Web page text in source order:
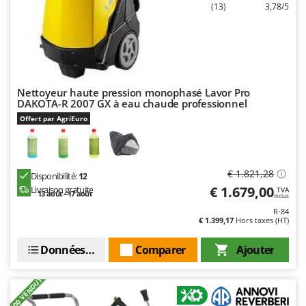
(13) 3,78/5
Nettoyeur haute pression monophasé Lavor Pro
DAKOTA-R 2007 GX à eau chaude professionnel
Offert par AgriEuro
Disponibilité:12
Livraison gratuite
13 août - 17 août
€ 1.821,28
€ 1.679,00 TVA
Inclus
R-84
€ 1.399,17 Hors taxes (HT)
Ajouter
Comparer
Données techniques
+100 VENDUTI